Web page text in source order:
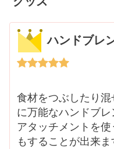
ハンドブレ
食材をつぶしたり
に万能なハンドブレ
アタッチメントを
もすることが出来ま